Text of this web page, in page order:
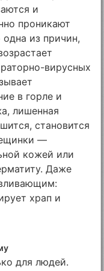
и
проникают
из причин,
вирусных
в горле и
лишенная
становится
—
кожей или
Даже
храп и
для людей.